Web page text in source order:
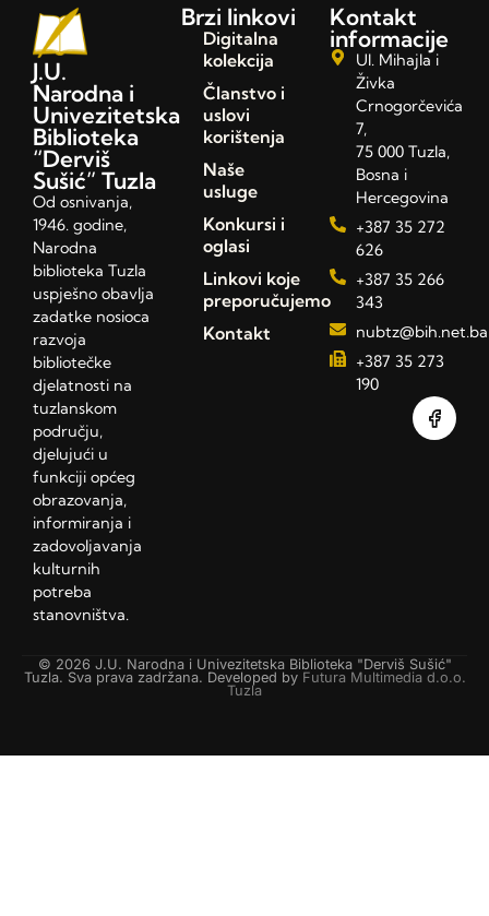
J.U.
Narodna i
Univezitetska
Biblioteka
“Derviš
Sušić” Tuzla
Od osnivanja,
1946. godine,
Narodna
biblioteka Tuzla
uspješno obavlja
zadatke nosioca
razvoja
bibliotečke
djelatnosti na
tuzlanskom
području,
djelujući u
funkciji općeg
obrazovanja,
informiranja i
zadovoljavanja
kulturnih
potreba
stanovništva.
Brzi linkovi
Digitalna
kolekcija
Članstvo i
uslovi
korištenja
Naše
usluge
Konkursi i
oglasi
Linkovi koje
preporučujemo
Kontakt
Kontakt
informacije
Ul. Mihajla i
Živka
Crnogorčevića
7,
75 000 Tuzla,
Bosna i
Hercegovina
+387 35 272
626
+387 35 266
343
nubtz@bih.net.ba
+387 35 273
190
© 2026 J.U. Narodna i Univezitetska Biblioteka "Derviš Sušić"
Tuzla. Sva prava zadržana. Developed by Futura Multimedia d.o.o.
Tuzla